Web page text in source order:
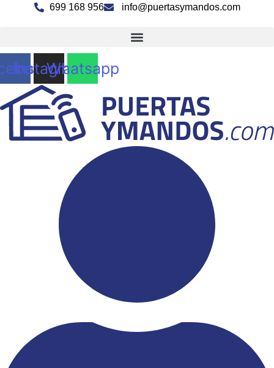
699 168 956 info@puertasymandos.com
Instagram
Whatsapp